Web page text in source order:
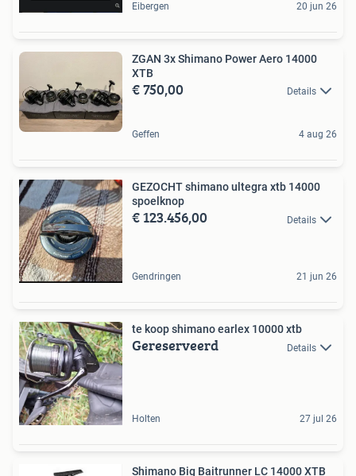
Eibergen 20 jun 26
ZGAN 3x Shimano Power Aero 14000
XTB
€ 750,00 Details
Geffen 4 aug 26
GEZOCHT shimano ultegra xtb 14000
spoelknop
€ 123.456,00 Details
Gendringen 21 jun 26
te koop shimano earlex 10000 xtb
Gereserveerd Details
Holten 27 jul 26
Shimano Big Baitrunner LC 14000 XTB